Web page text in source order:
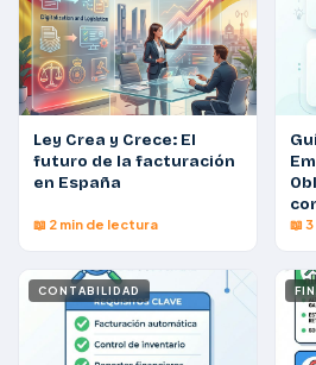
Ley Crea y Crece: El
futuro de la facturación
en España
📖 2 min de lectura 📖
CONTABILIDAD